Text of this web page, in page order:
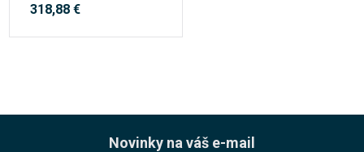
318,88 €
Novinky na váš e-mail